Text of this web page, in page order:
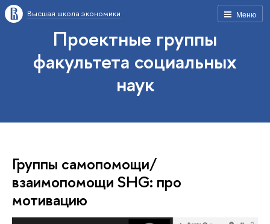
Меню
Высшая школа экономики
Проектные группы
факультета социальных
наук
Группы самопомощи/
взаимопомощи SHG: про
мотивацию